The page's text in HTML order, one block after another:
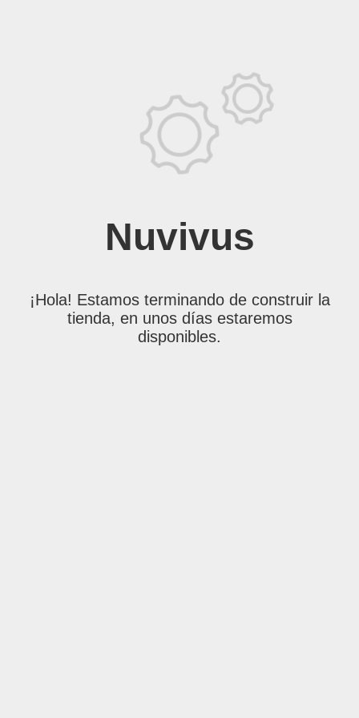
Nuvivus
¡Hola! Estamos terminando de construir la
tienda, en unos días estaremos
disponibles.